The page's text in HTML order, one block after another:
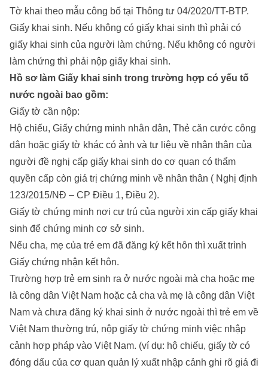
Tờ khai theo mẫu công bố tại Thông tư 04/2020/TT-BTP.
Giấy khai sinh. Nếu không có giấy khai sinh thì phải có
giấy khai sinh của người làm chứng. Nếu không có người
làm chứng thì phải nộp giấy khai sinh.
Hồ sơ làm Giấy khai sinh trong trường hợp có yếu tố
nước ngoài bao gồm:
Giấy tờ cần nộp:
Hộ chiếu, Giấy chứng minh nhân dân, Thẻ căn cước công
dân hoặc giấy tờ khác có ảnh và tư liệu về nhân thân của
người đề nghị cấp giấy khai sinh do cơ quan có thẩm
quyền cấp còn giá trị chứng minh về nhân thân ( Nghị định
123/2015/NĐ – CP Điều 1, Điều 2).
Giấy tờ chứng minh nơi cư trú của người xin cấp giấy khai
sinh để chứng minh cơ sở sinh.
Nếu cha, mẹ của trẻ em đã đăng ký kết hôn thì xuất trình
Giấy chứng nhận kết hôn.
Trường hợp trẻ em sinh ra ở nước ngoài mà cha hoặc mẹ
là công dân Việt Nam hoặc cả cha và mẹ là công dân Việt
Nam và chưa đăng ký khai sinh ở nước ngoài thì trẻ em về
Việt Nam thường trú, nộp giấy tờ chứng minh việc nhập
cảnh hợp pháp vào Việt Nam. (ví dụ: hộ chiếu, giấy tờ có
đóng dấu của cơ quan quản lý xuất nhập cảnh ghi rõ giá đi